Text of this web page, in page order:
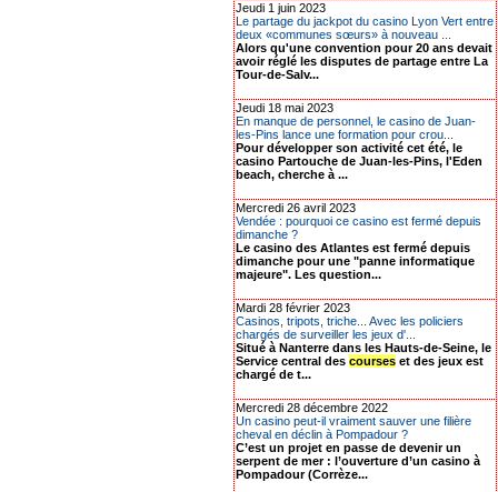
Jeudi 1 juin 2023
Le partage du jackpot du casino Lyon Vert entre
deux «communes sœurs» à nouveau ...
Alors qu'une convention pour 20 ans devait
avoir réglé les disputes de partage entre La
Tour-de-Salv...
Jeudi 18 mai 2023
En manque de personnel, le casino de Juan-
les-Pins lance une formation pour crou...
Pour développer son activité cet été, le
casino Partouche de Juan-les-Pins, l'Eden
beach, cherche à ...
Mercredi 26 avril 2023
Vendée : pourquoi ce casino est fermé depuis
dimanche ?
Le casino des Atlantes est fermé depuis
dimanche pour une "panne informatique
majeure". Les question...
Mardi 28 février 2023
Casinos, tripots, triche... Avec les policiers
chargés de surveiller les jeux d'...
Situé à Nanterre dans les Hauts-de-Seine, le
Service central des courses et des jeux est
chargé de t...
Mercredi 28 décembre 2022
Un casino peut-il vraiment sauver une filière
cheval en déclin à Pompadour ?
C’est un projet en passe de devenir un
serpent de mer : l’ouverture d’un casino à
Pompadour (Corrèze...